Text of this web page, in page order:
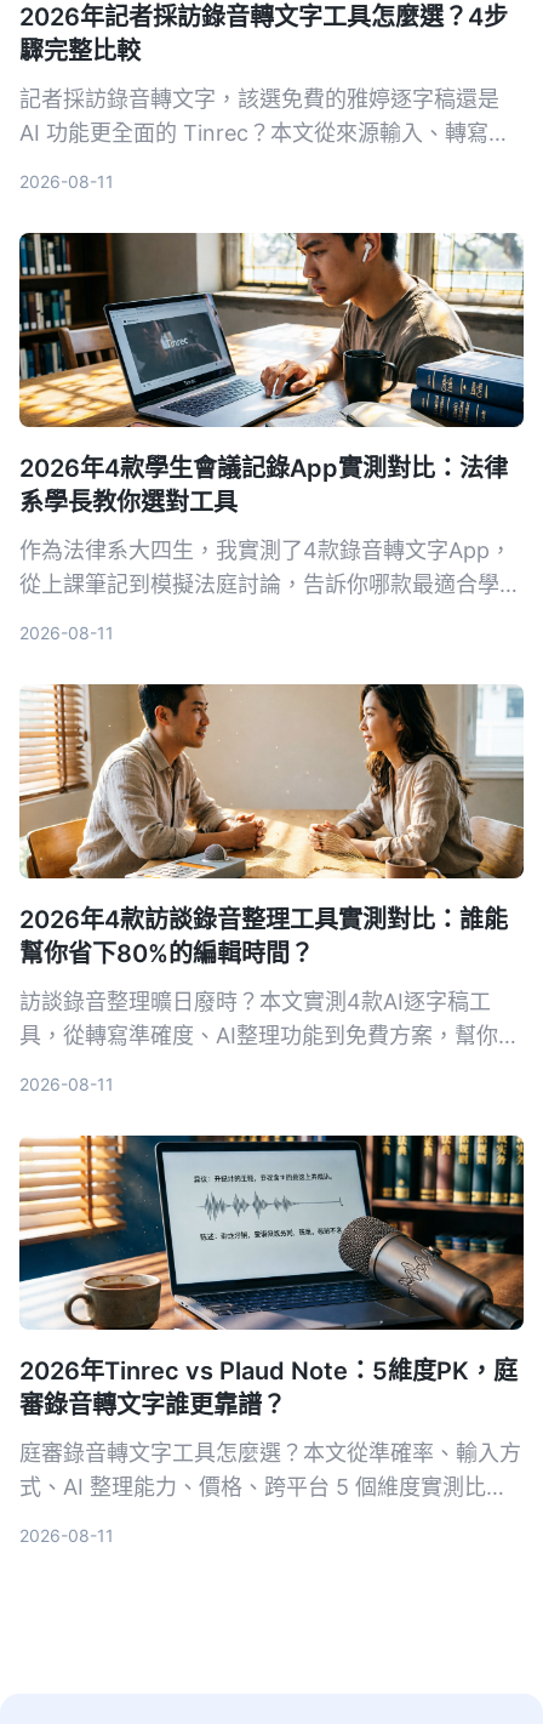
2026年記者採訪錄音轉文字工具怎麼選？4步
驟完整比較
記者採訪錄音轉文字，該選免費的雅婷逐字稿還是
AI 功能更全面的 Tinrec？本文從來源輸入、轉寫後
2026-08-11
2026年4款學生會議記錄App實測對比：法律
系學長教你選對工具
作為法律系大四生，我實測了4款錄音轉文字App，
從上課筆記到模擬法庭討論，告訴你哪款最適合學
2026-08-11
2026年4款訪談錄音整理工具實測對比：誰能
幫你省下80%的編輯時間？
訪談錄音整理曠日廢時？本文實測4款AI逐字稿工
具，從轉寫準確度、AI整理功能到免費方案，幫你挑
2026-08-11
2026年Tinrec vs Plaud Note：5維度PK，庭
審錄音轉文字誰更靠譜？
庭審錄音轉文字工具怎麼選？本文從準確率、輸入方
式、AI 整理能力、價格、跨平台 5 個維度實測比較
2026-08-11